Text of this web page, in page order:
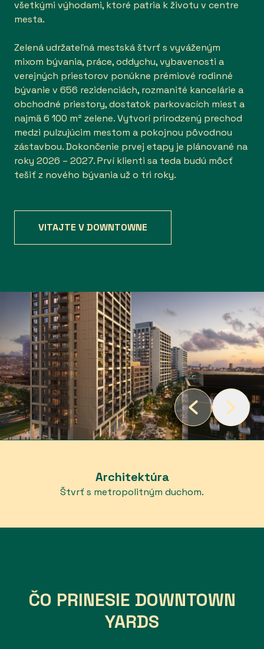
všetkými výhodami, ktoré patria k životu v centre
mesta.
Zelená udržateľná mestská štvrť s vyváženým
mixom bývania, práce, oddychu, vybavenosti a
verejných priestorov ponúkne prémiové rodinné
bývanie v 656 rezidenciách, rozmanité kancelárie a
obchodné priestory, dostatok parkovacích miest a
najmä 6 100 m² zelene. Vytvorí prirodzený prechod
medzi pulzujúcim mestom a pokojnou pôvodnou
zástavbou. Dokončenie prvej etapy je plánované na
roky 2026 – 2027. Prví klienti sa teda budú môcť
tešiť z nového bývania už o tri roky.
VITAJTE V DOWNTOWNE
Architektúra
Štvrť s metropolitným duchom.
ČO PRINESIE DOWNTOWN
YARDS